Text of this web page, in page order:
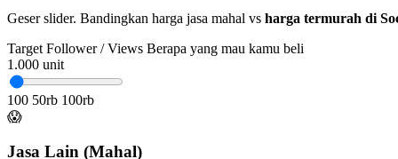
Geser slider. Bandingkan harga jasa mahal vs harga termurah di
Target Follower / Views Berapa yang mau kamu beli
1.000 unit
100 50rb 100rb
😱
Jasa Lain (Mahal)